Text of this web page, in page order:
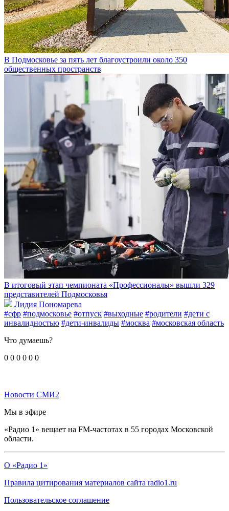
В Подмосковье за пять лет благоустроили около 350
общественных пространств
В итоговый этап чемпионата «Профессионалы» вышли 329
представителей Подмосковья
Лидия Пономарева
#сфр #подмосковье #отпуск #выходные #родители #дети с
инвалидностью #дети-инвалиды #москва #московская область
Что думаешь?
0 0 0 0 0 0
Новости СМИ2
Мы в эфире
«Радио 1» вещает на FM-частотах в 55 городах Московской
области.
О «Радио 1»
Правила цитирования материалов сайта radio1.ru
Пользовательское соглашение